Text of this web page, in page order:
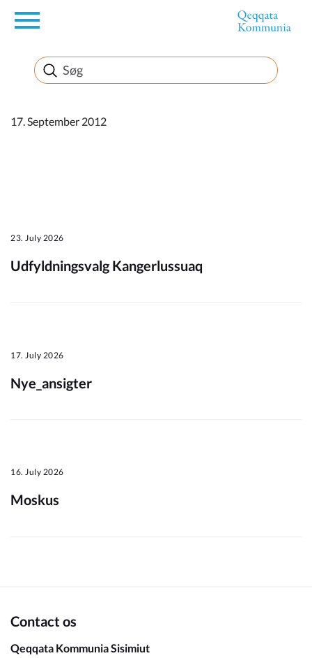
en
Borger
Erhverv
17. September 2012
23. July 2026
Udfyldningsvalg Kangerlussuaq
17. July 2026
Nye_ansigter
16. July 2026
Moskus
Contact os
Qeqqata Kommunia Sisimiut